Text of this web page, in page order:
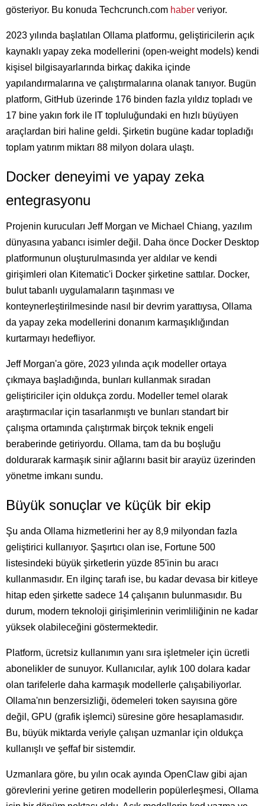
gösteriyor. Bu konuda Techcrunch.com haber veriyor.
2023 yılında başlatılan Ollama platformu, geliştiricilerin açık
kaynaklı yapay zeka modellerini (open-weight models) kendi
kişisel bilgisayarlarında birkaç dakika içinde
yapılandırmalarına ve çalıştırmalarına olanak tanıyor. Bugün
platform, GitHub üzerinde 176 binden fazla yıldız topladı ve
17 bine yakın fork ile IT topluluğundaki en hızlı büyüyen
araçlardan biri haline geldi. Şirketin bugüne kadar topladığı
toplam yatırım miktarı 88 milyon dolara ulaştı.
Docker deneyimi ve yapay zeka
entegrasyonu
Projenin kurucuları Jeff Morgan ve Michael Chiang, yazılım
dünyasına yabancı isimler değil. Daha önce Docker Desktop
platformunun oluşturulmasında yer aldılar ve kendi
girişimleri olan Kitematic'i Docker şirketine sattılar. Docker,
bulut tabanlı uygulamaların taşınması ve
konteynerleştirilmesinde nasıl bir devrim yarattıysa, Ollama
da yapay zeka modellerini donanım karmaşıklığından
kurtarmayı hedefliyor.
Jeff Morgan'a göre, 2023 yılında açık modeller ortaya
çıkmaya başladığında, bunları kullanmak sıradan
geliştiriciler için oldukça zordu. Modeller temel olarak
araştırmacılar için tasarlanmıştı ve bunları standart bir
çalışma ortamında çalıştırmak birçok teknik engeli
beraberinde getiriyordu. Ollama, tam da bu boşluğu
doldurarak karmaşık sinir ağlarını basit bir arayüz üzerinden
yönetme imkanı sundu.
Büyük sonuçlar ve küçük bir ekip
Şu anda Ollama hizmetlerini her ay 8,9 milyondan fazla
geliştirici kullanıyor. Şaşırtıcı olan ise, Fortune 500
listesindeki büyük şirketlerin yüzde 85'inin bu aracı
kullanmasıdır. En ilginç tarafı ise, bu kadar devasa bir kitleye
hitap eden şirkette sadece 14 çalışanın bulunmasıdır. Bu
durum, modern teknoloji girişimlerinin verimliliğinin ne kadar
yüksek olabileceğini göstermektedir.
Platform, ücretsiz kullanımın yanı sıra işletmeler için ücretli
abonelikler de sunuyor. Kullanıcılar, aylık 100 dolara kadar
olan tarifelerle daha karmaşık modellerle çalışabiliyorlar.
Ollama'nın benzersizliği, ödemeleri token sayısına göre
değil, GPU (grafik işlemci) süresine göre hesaplamasıdır.
Bu, büyük miktarda veriyle çalışan uzmanlar için oldukça
kullanışlı ve şeffaf bir sistemdir.
Uzmanlara göre, bu yılın ocak ayında OpenClaw gibi ajan
görevlerini yerine getiren modellerin popülerleşmesi, Ollama